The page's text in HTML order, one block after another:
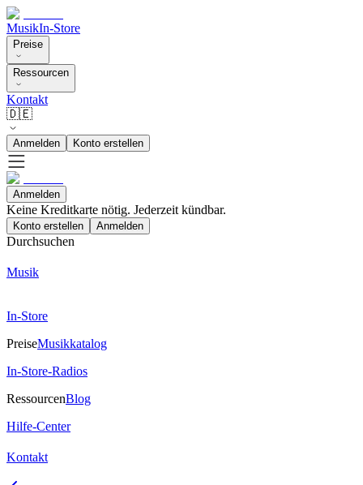
MusikIn-Store
Preise
Ressourcen
Kontakt
🇩🇪
Anmelden Konto erstellen
Anmelden
Keine Kreditkarte nötig. Jederzeit kündbar.
Konto erstellen Anmelden
Durchsuchen
Musik
In-Store
PreiseMusikkatalog
In-Store-Radios
RessourcenBlog
Hilfe-Center
Kontakt